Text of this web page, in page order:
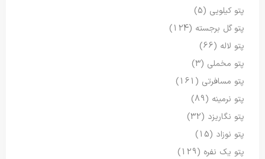
پتو کیلویی (5)
پتو گل برجسته (124)
پتو لاله (66)
پتو مخملی (3)
پتو مسافرتی (161)
پتو نرمینه (89)
پتو نگاریزد (32)
پتو نوزاد (15)
پتو یک نفره (129)